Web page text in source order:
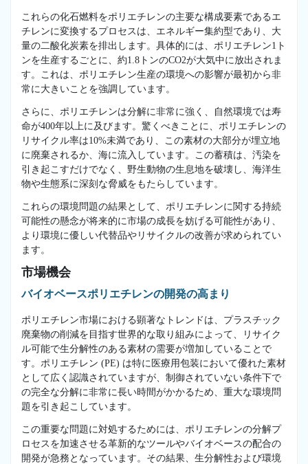
これらの化石燃料をポリエチレンの主要な構成要素であるエ
チレンに変換するプロセスは、エネルギー集約型であり、大
量の二酸化炭素を排出します。具体的には、ポリエチレン1ト
ンを生産するごとに、約1.8トンのCO2が大気中に放出されま
す。これは、ポリエチレン生産の環境への影響が最初から非
常に大きいことを強調しています。
さらに、ポリエチレンは分解に非常に強く、自然環境では寿
命が400年以上に及びます。驚くべきことに、ポリエチレンの
リサイクル率は10%未満であり、この素材の大部分が埋立地
に廃棄されるか、海に流入しています。この蓄積は、汚染を
引き起こすだけでなく、野生動物の生息地を破壊し、海洋生
物や生態系に深刻な脅威をもたらしています。
これらの環境問題の結果として、ポリエチレンに関する持続
可能性の懸念が将来的に市場の成長を妨げる可能性があり、
より環境に優しい代替品やリサイクルの改善が求められてい
ます。
市場機会
バイオベースポリエチレンの開発の高まり
ポリエチレン市場における顕著なトレンドは、プラスチック
廃棄物の削減を目指す世界的な取り組みによって、リサイク
ル可能で生分解性のある素材の需要が増加していることで
す。ポリエチレン (PE) は特に医療用包装において優れた素材
として広く認識されていますが、制御されていない条件下で
の完全な分解に非常に長い時間がかかるため、重大な環境問
題を引き起こしています。
この重要な問題に対処するためには、ポリエチレンの分解プ
ロセスを加速させる革新的なツールやバイオベースの配合の
開発が急務となっています。その結果、生分解性および環境